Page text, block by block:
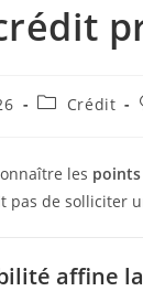
PostCrédit
les
pas de solliciter
affine